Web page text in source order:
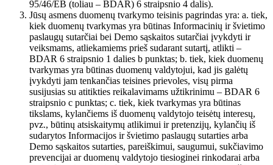
95/46/EB (toliau – BDAR) 6 straipsnio 4 dalis).
Jūsų asmens duomenų tvarkymo teisinis pagrindas yra: a. tiek,
kiek duomenų tvarkymas yra būtinas Informacinių ir švietimo
paslaugų sutarčiai bei Demo sąskaitos sutarčiai įvykdyti ir
veiksmams, atliekamiems prieš sudarant sutartį, atlikti –
BDAR 6 straipsnio 1 dalies b punktas; b. tiek, kiek duomenų
tvarkymas yra būtinas duomenų valdytojui, kad jis galėtų
įvykdyti jam tenkančias teisines prievoles, visų pirma
susijusias su atitikties reikalavimams užtikrinimu – BDAR 6
straipsnio c punktas; c. tiek, kiek tvarkymas yra būtinas
tikslams, kylančiems iš duomenų valdytojo teisėtų interesų,
pvz., būtinų atsiskaitymų atlikimui ir pretenzijų, kylančių iš
sudarytos Informacijos ir švietimo paslaugų sutarties arba
Demo sąskaitos sutarties, pareiškimui, saugumui, sukčiavimo
prevencijai ar duomenų valdytojo tiesioginei rinkodarai arba